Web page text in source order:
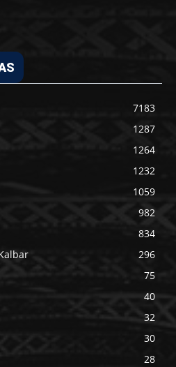
7183
1287
1264
1232
1059
982
834
296
75
40
32
30
28